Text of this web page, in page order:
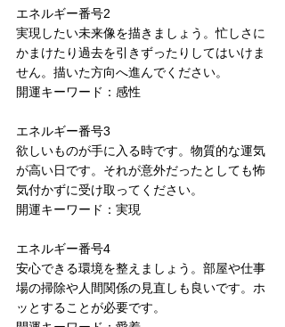
エネルギー番号2
実現したい未来像を描きましょう。忙しさに
かまけたり過去を引きずったりしてはいけま
せん。描いた方向へ進んでください。
開運キーワード：感性
エネルギー番号3
欲しいものが手に入る時です。物質的な運気
が高い日です。それが意外だったとしても怖
気付かずに受け取ってください。
開運キーワード：実現
エネルギー番号4
安心できる環境を整えましょう。部屋や仕事
場の掃除や人間関係の見直しも良いです。ホ
ッとすることが必要です。